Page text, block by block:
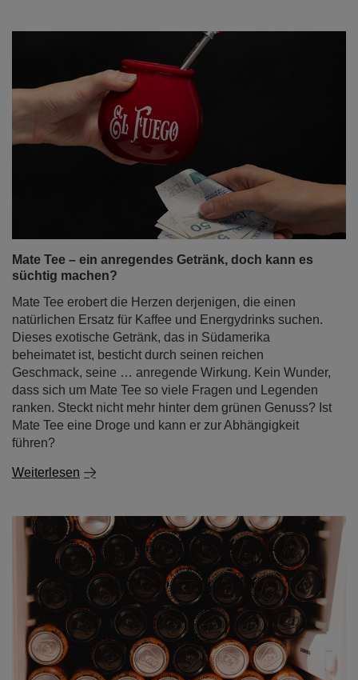
Mate Tee – ein anregendes Getränk, doch kann es
süchtig machen?
Mate Tee erobert die Herzen derjenigen, die einen
natürlichen Ersatz für Kaffee und Energydrinks suchen.
Dieses exotische Getränk, das in Südamerika
beheimatet ist, besticht durch seinen reichen
Geschmack, seine … anregende Wirkung. Kein Wunder,
dass sich um Mate Tee so viele Fragen und Legenden
ranken. Steckt nicht mehr hinter dem grünen Genuss? Ist
Mate Tee eine Droge und kann er zur Abhängigkeit
führen?
Weiterlesen